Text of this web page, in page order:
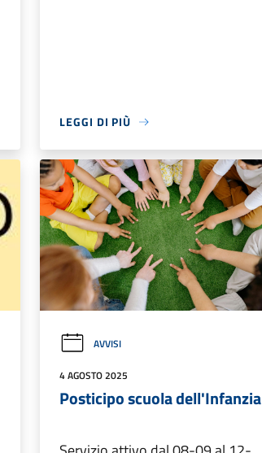
LEGGI DI PIÙ
AVVISI
4 AGOSTO 2025
Posticipo scuola dell'Infanzia